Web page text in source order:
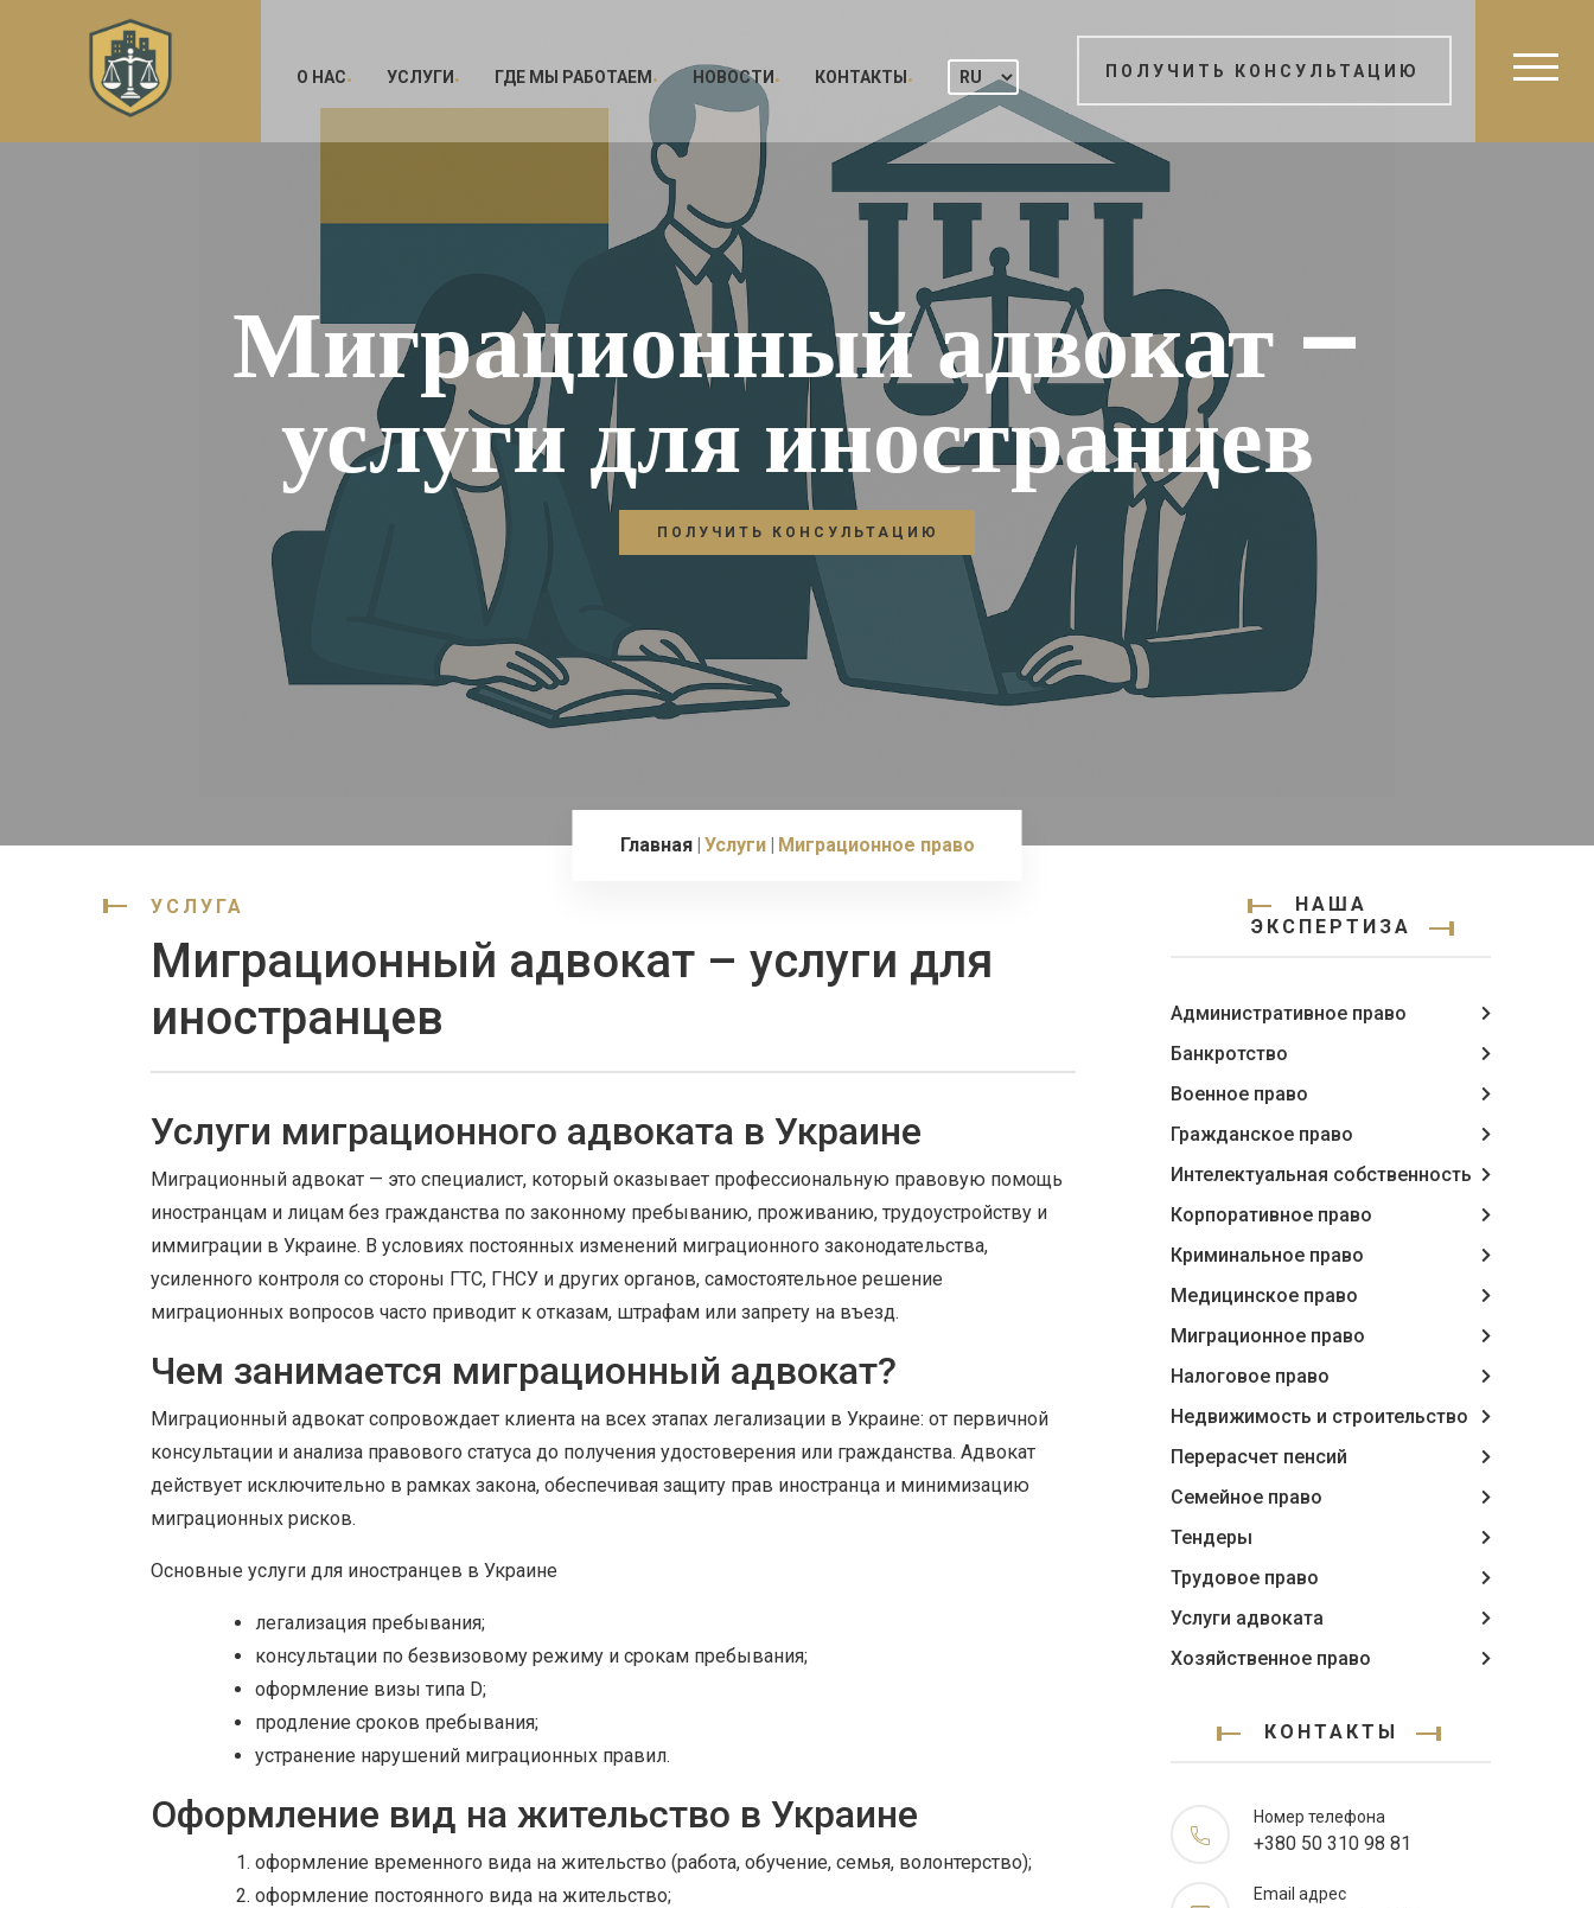
О НАС УСЛУГИ ГДЕ МЫ РАБОТАЕМ НОВОСТИ КОНТАКТЫ ПОЛУЧИТЬ КОНСУЛЬТАЦИЮ
Миграционный адвокат –
услуги для иностранцев
ПОЛУЧИТЬ КОНСУЛЬТАЦИЮ
Главная Услуги Миграционное право
УСЛУГА
Миграционный адвокат – услуги для
иностранцев
Услуги миграционного адвоката в Украине
Миграционный адвокат — это специалист, который оказывает профессиональную правовую помощь
иностранцам и лицам без гражданства по законному пребыванию, проживанию, трудоустройству и
иммиграции в Украине. В условиях постоянных изменений миграционного законодательства,
усиленного контроля со стороны ГТС, ГНСУ и других органов, самостоятельное решение
миграционных вопросов часто приводит к отказам, штрафам или запрету на въезд.
Чем занимается миграционный адвокат?
Миграционный адвокат сопровождает клиента на всех этапах легализации в Украине: от первичной
консультации и анализа правового статуса до получения удостоверения или гражданства. Адвокат
действует исключительно в рамках закона, обеспечивая защиту прав иностранца и минимизацию
миграционных рисков.
Основные услуги для иностранцев в Украине
легализация пребывания;
консультации по безвизовому режиму и срокам пребывания;
оформление визы типа D;
продление сроков пребывания;
устранение нарушений миграционных правил.
Оформление вид на жительство в Украине
оформление временного вида на жительство (работа, обучение, семья, волонтерство);
оформление постоянного вида на жительство;
НАША
ЭКСПЕРТИЗА
Административное право
Банкротство
Военное право
Гражданское право
Интелектуальная собственность
Корпоративное право
Криминальное право
Медицинское право
Миграционное право
Налоговое право
Недвижимость и строительство
Перерасчет пенсий
Семейное право
Тендеры
Трудовое право
Услуги адвоката
Хозяйственное право
КОНТАКТЫ
Номер телефона
+380 50 310 98 81
Email адрес